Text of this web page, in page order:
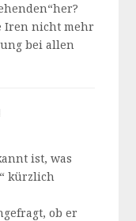
Iren nicht mehr
bei allen
ist, was
kürzlich
ob er